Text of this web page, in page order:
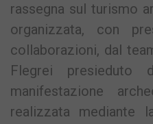
rassegna sul turismo
organizzata, con
collaborazioni, dal
Flegrei presieduto
manifestazione
realizzata mediante